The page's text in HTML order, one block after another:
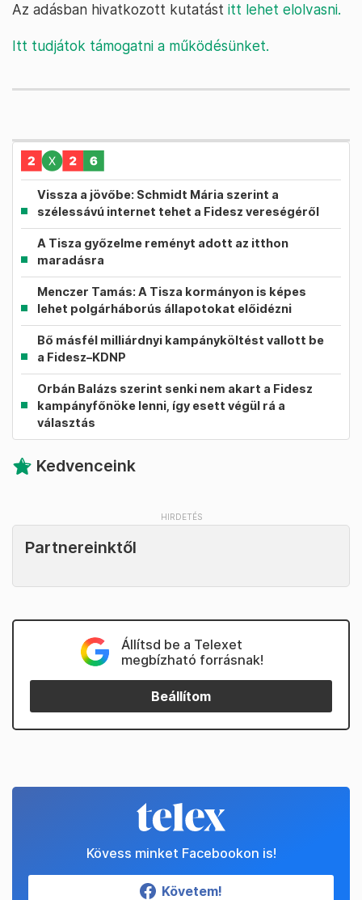
Az adásban hivatkozott kutatást itt lehet elolvasni.
Itt tudjátok támogatni a működésünket.
Vissza a jövőbe: Schmidt Mária szerint a
szélessávú internet tehet a Fidesz vereségéről
A Tisza győzelme reményt adott az itthon
maradásra
Menczer Tamás: A Tisza kormányon is képes
lehet polgárháborús állapotokat előidézni
Bő másfél milliárdnyi kampányköltést vallott be
a Fidesz–KDNP
Orbán Balázs szerint senki nem akart a Fidesz
kampányfőnöke lenni, így esett végül rá a
választás
Kedvenceink
Partnereinktől
Állítsd be a Telexet
megbízható forrásnak!
Beállítom
Kövess minket Facebookon is!
Követem!